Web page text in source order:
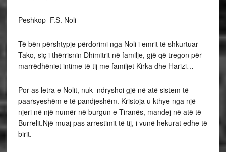
Peshkop F.S. Noli
Të bën përshtypje përdorimi nga Noli i emrit të shkurtuar
Tako, siç i thërrisnin Dhimitrit në familje, gjë që tregon për
marrëdhëniet intime të tij me familjet Kirka dhe Harizi…
Por as letra e Nolit, nuk ndryshoi gjë në atë sistem të
paarsyeshëm e të pandjeshëm. Kristoja u kthye nga një
njeri në një numër në burgun e Tiranës, mandej në atë të
Burrelit.Një muaj pas arrestimit të tij, i vunë hekurat edhe të
birit.